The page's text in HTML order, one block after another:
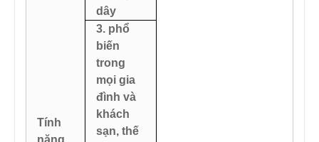
Tính
năng
dây
3. phổ
biến
trong
mọi gia
đình và
khách
sạn, thế